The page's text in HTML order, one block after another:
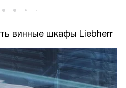
винные шкафы Liebherr